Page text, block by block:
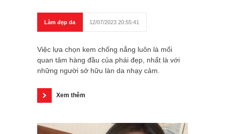
Làm đẹp da 12/07/2023 20:55:41
Việc lựa chọn kem chống nắng luôn là mối
quan tâm hàng đầu của phái đẹp, nhất là với
những người sở hữu làn da nhạy cảm.
Xem thêm